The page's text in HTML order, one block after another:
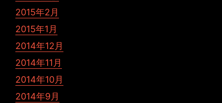
2015年2月
2015年1月
2014年12月
2014年11月
2014年10月
2014年9月